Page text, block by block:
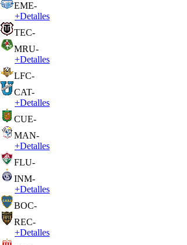
EME-
+Detalles
TEC-
MRU-
+Detalles
LFC-
CAT-
+Detalles
CUE-
MAN-
+Detalles
FLU-
INM-
+Detalles
BOC-
REC-
+Detalles